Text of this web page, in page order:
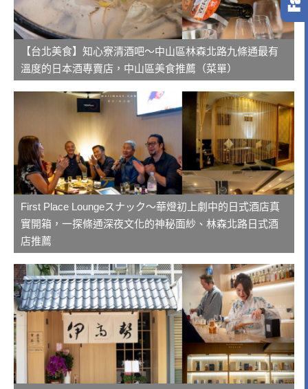
【台北美食】知心寮清酒吧～中山區林森北路九條通最有
溫度的日本酒專賣店，中山區美食推薦（菜單）
First Place Loungeスナック～華燈初上劇中的日式酒店真
實開箱，一探條通深夜文化的神秘面紗、林森北路日式酒
店推薦